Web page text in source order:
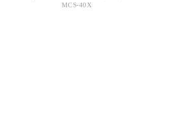
MCS-40X